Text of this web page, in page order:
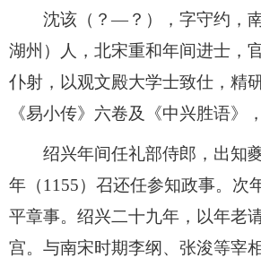
沈该（？—？），字守约，南
湖州）人，北宋重和年间进士，
仆射，以观文殿大学士致仕，精
《易小传》六卷及《中兴胜语》
绍兴年间任礼部侍郎，出知
年（1155）召还任参知政事。次
平章事。绍兴二十九年，以年老
宫。与南宋时期李纲、张浚等宰